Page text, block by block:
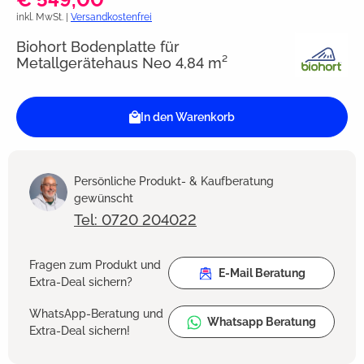
inkl. MwSt. | Versandkostenfrei
Biohort Bodenplatte für
Metallgerätehaus Neo 4,84 m²
In den Warenkorb
Persönliche Produkt- & Kaufberatung
gewünscht
Tel: 0720 204022
Fragen zum Produkt und
Extra-Deal sichern?
E-Mail Beratung
WhatsApp-Beratung und
Extra-Deal sichern!
Whatsapp Beratung